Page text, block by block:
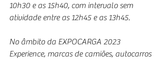
10h30 e as 15h40, com intervalo sem
atividade entre as 12h45 e as 13h45.
No âmbito da EXPOCARGA 2023
Experience, marcas de camiões, autocarros